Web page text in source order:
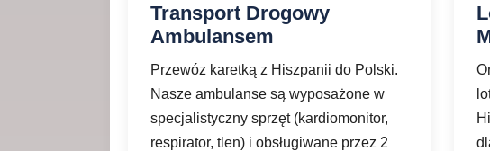
Transport Drogowy
Ambulansem
Przewóz karetką z Hiszpanii do Polski.
Nasze ambulanse są wyposażone w
specjalistyczny sprzęt (kardiomonitor,
respirator, tlen) i obsługiwane przez 2